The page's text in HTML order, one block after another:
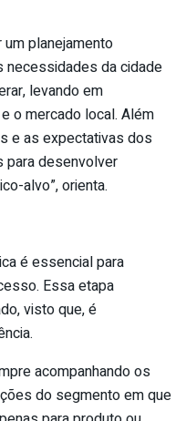
planejamento
necessidades da cidade
levando em
o mercado local. Além
e as expectativas dos
para desenvolver
alvo”, orienta.
é essencial para
Essa etapa
visto que, é
acompanhando os
do segmento em que